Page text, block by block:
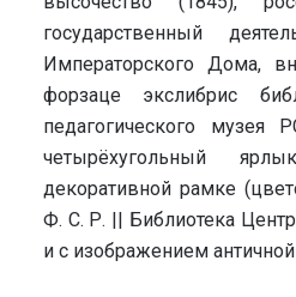
государственный
Императорского Дома,
форзаце экслибрис
педагогического музея
четырёхугольный
декоративной рамке
Ф. С. Р. || Библиотека
и с изображением